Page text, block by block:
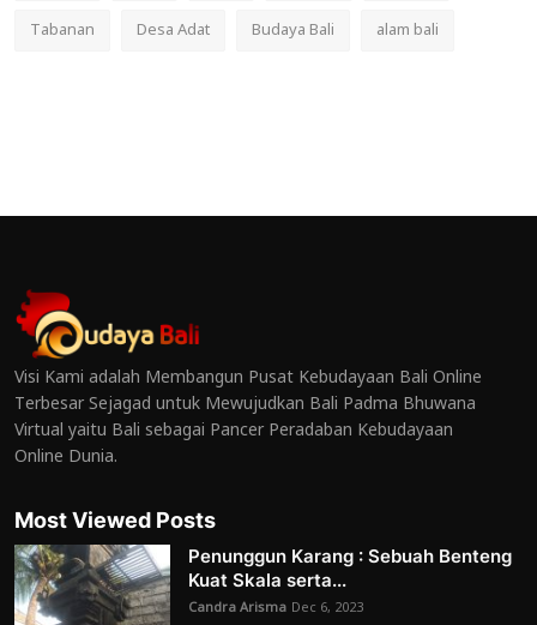
Tabanan
Desa Adat Budaya Bali alam bali
Visi Kami adalah Membangun Pusat Kebudayaan Bali Online
Terbesar Sejagad untuk Mewujudkan Bali Padma Bhuwana
Virtual yaitu Bali sebagai Pancer Peradaban Kebudayaan
Online Dunia.
Most Viewed Posts
Penunggun Karang : Sebuah Benteng
Kuat Skala serta...
Candra Arisma Dec 6, 2023